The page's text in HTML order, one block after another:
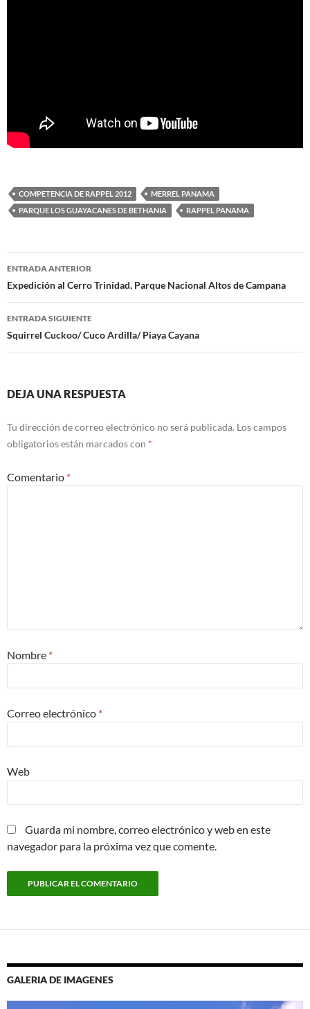
COMPETENCIA DE RAPPEL 2012
MERREL PANAMA
PARQUE LOS GUAYACANES DE BETHANIA
RAPPEL PANAMA
Navegación
de
entradas
ENTRADA ANTERIOR
Expedición al Cerro Trinidad, Parque Nacional Altos de Campana
ENTRADA SIGUIENTE
Squirrel Cuckoo/ Cuco Ardilla/ Piaya Cayana
DEJA UNA RESPUESTA
Tu dirección de correo electrónico no será publicada. Los campos
obligatorios están marcados con *
Comentario *
Nombre *
Correo electrónico *
Web
Guarda mi nombre, correo electrónico y web en este
navegador para la próxima vez que comente.
GALERIA DE IMAGENES